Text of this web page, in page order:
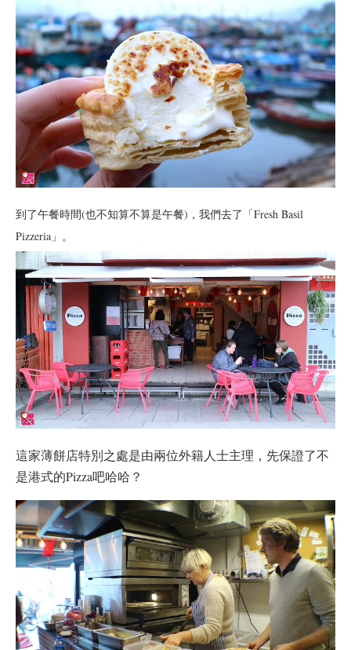
到了午餐時間(也不知算不算是午餐)，我們去了「Fresh Basil
Pizzeria」。
這家薄餅店特別之處是由兩位外籍人士主理，先保證了不
是港式的Pizza吧哈哈？